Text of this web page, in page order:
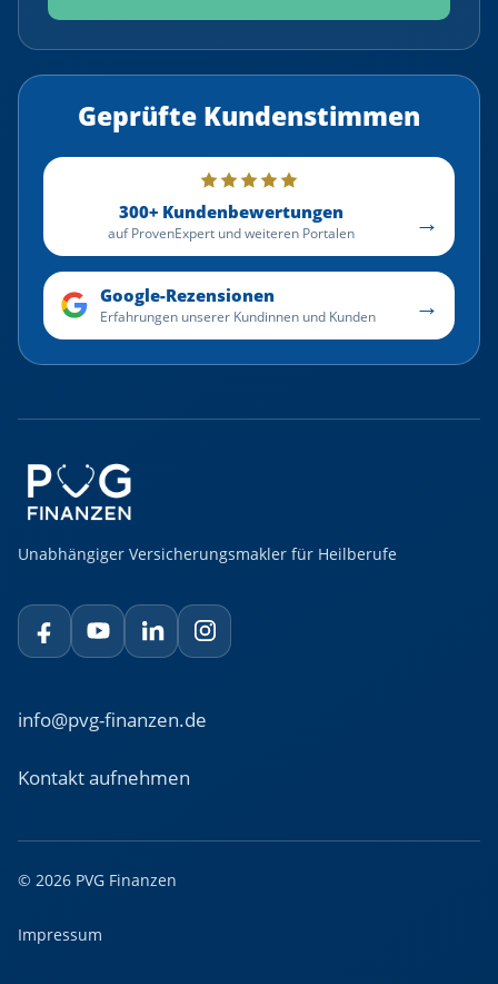
Geprüfte Kundenstimmen
300+ Kundenbewertungen
auf ProvenExpert und weiteren Portalen →
Google-Rezensionen
Erfahrungen unserer Kundinnen und Kunden →
Unabhängiger Versicherungsmakler für Heilberufe
info@pvg-finanzen.de
Kontakt aufnehmen
© 2026 PVG Finanzen
Impressum